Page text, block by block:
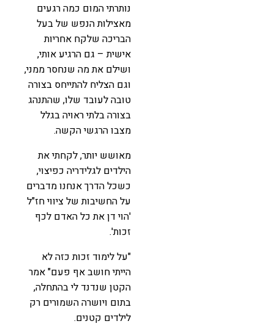
נותרתי המום כמה רגעים
מאצילות הנפש של בעל
הבריכה שלקח אחריות
אישית – גם הרגיע אותי,
ושילם את מה שנחסר ממני,
וגם הצליח להתייחס בצורה
טובה לעובד שלו, שהתנהג
בצורה בלתי ראויה בגלל
מצבו הרגשי הקשה.
מאושש יותר, לקחתי את
הילדים לגלידריה כפיצוי,
כשכל הדרך אנחנו מדברים
על החשיבות של ציווי חז"ל
'הוי דן את כל האדם לכף
זכות'.
"על לימוד זכות כזה לא
הייתי חושב אף פעם" אמר
הקטן שנדנד לי בהתחלה,
בתום ויושרה השמורים רק
לילדים קטנים.